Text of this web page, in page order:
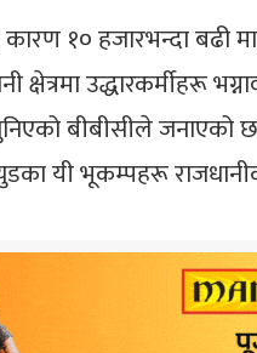
१० हजारभन्दा बढी
क्षेत्रमा उद्धारकर्मीहरू
बीबीसीले जनाएको
यी भूकम्पहरू राजधानीको